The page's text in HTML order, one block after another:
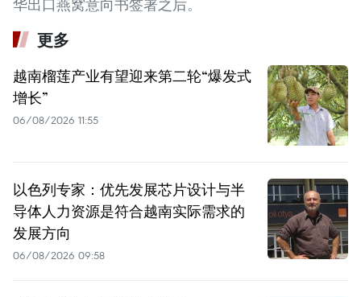
华出口燕窝意向书签署之后。
更多
越南榴莲产业有望迎来第二轮“爆发式
增长”
06/08/2026 11:55
以色列专家：优先发展芯片设计与半
导体人力资源是符合越南实际需求的
发展方向
06/08/2026 09:58